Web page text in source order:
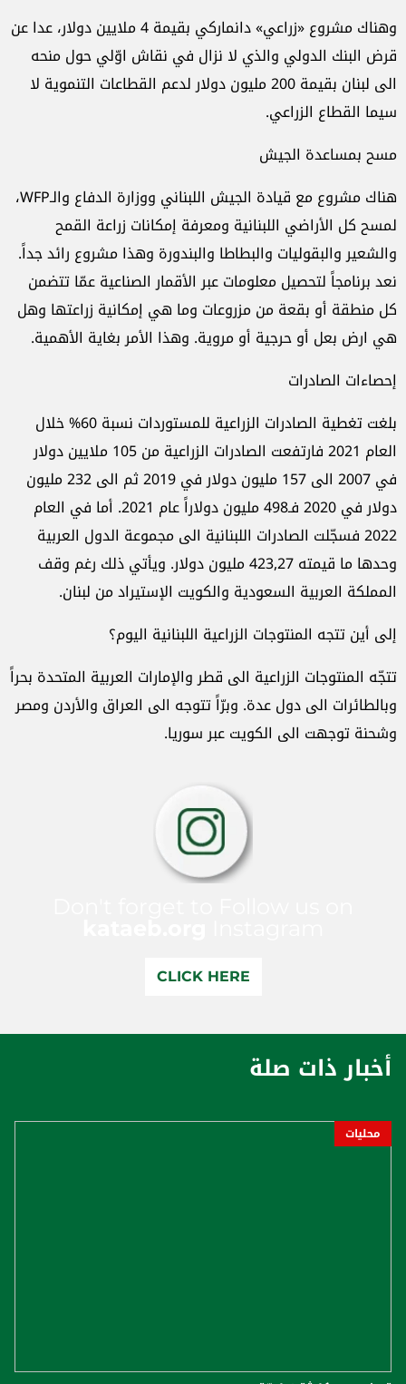
وهناك مشروع «زراعي» دانماركي بقيمة 4 ملايين دولار، عدا عن
قرض البنك الدولي والذي لا نزال في نقاش اوّلي حول منحه
الى لبنان بقيمة 200 مليون دولار لدعم القطاعات التنموية لا
سيما القطاع الزراعي.
مسح بمساعدة الجيش
هناك مشروع مع قيادة الجيش اللبناني ووزارة الدفاع والـWFP،
لمسح كل الأراضي اللبنانية ومعرفة إمكانات زراعة القمح
والشعير والبقوليات والبطاطا والبندورة وهذا مشروع رائد جداً.
نعد برنامجاً لتحصيل معلومات عبر الأقمار الصناعية عمّا تتضمن
كل منطقة أو بقعة من مزروعات وما هي إمكانية زراعتها وهل
هي ارض بعل أو حرجية أو مروية. وهذا الأمر بغاية الأهمية.
إحصاءات الصادرات
بلغت تغطية الصادرات الزراعية للمستوردات نسبة 60% خلال
العام 2021 فارتفعت الصادرات الزراعية من 105 ملايين دولار
في 2007 الى 157 مليون دولار في 2019 ثم الى 232 مليون
دولار في 2020 فـ498 مليون دولاراً عام 2021. أما في العام
2022 فسجّلت الصادرات اللبنانية الى مجموعة الدول العربية
وحدها ما قيمته 423,27 مليون دولار. ويأتي ذلك رغم وقف
المملكة العربية السعودية والكويت الإستيراد من لبنان.
إلى أين تتجه المنتوجات الزراعية اللبنانية اليوم؟
تتجّه المنتوجات الزراعية الى قطر والإمارات العربية المتحدة بحراً
وبالطائرات الى دول عدة. وبرّاً تتوجه الى العراق والأردن ومصر
وشحنة توجهت الى الكويت عبر سوريا.
CLICK HERE
أخبار ذات صلة
محليات